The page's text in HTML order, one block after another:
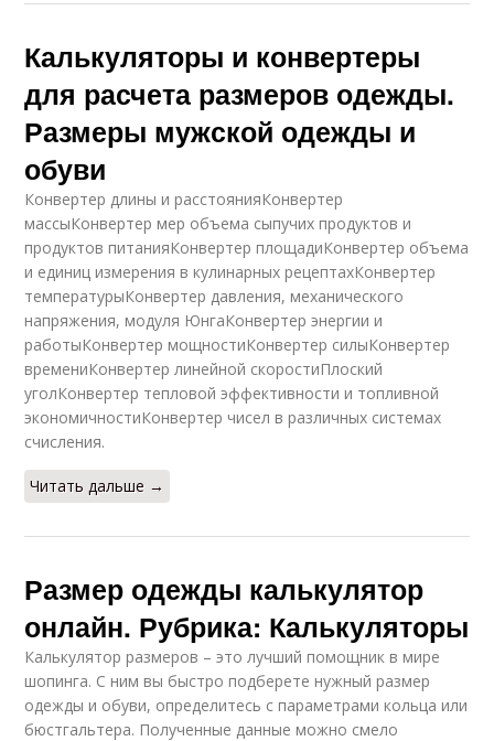
Калькуляторы и конвертеры
для расчета размеров одежды.
Размеры мужской одежды и
обуви
Конвертер длины и расстоянияКонвертер
массыКонвертер мер объема сыпучих продуктов и
продуктов питанияКонвертер площадиКонвертер объема
и единиц измерения в кулинарных рецептахКонвертер
температурыКонвертер давления, механического
напряжения, модуля ЮнгаКонвертер энергии и
работыКонвертер мощностиКонвертер силыКонвертер
времениКонвертер линейной скоростиПлоский
уголКонвертер тепловой эффективности и топливной
экономичностиКонвертер чисел в различных системах
счисления.
Читать дальше →
Размер одежды калькулятор
онлайн. Рубрика: Калькуляторы
Калькулятор размеров – это лучший помощник в мире
шопинга. С ним вы быстро подберете нужный размер
одежды и обуви, определитесь с параметрами кольца или
бюстгальтера. Полученные данные можно смело